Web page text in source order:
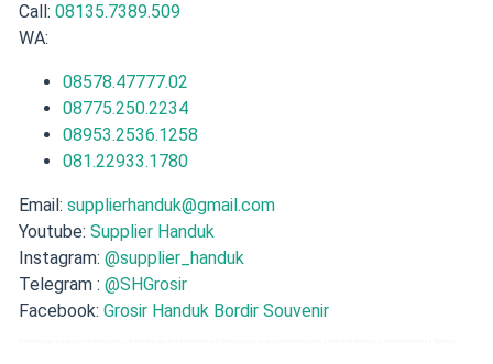
Call: 08135.7389.509
WA:
08578.47777.02
08775.250.2234
08953.2536.1258
081.22933.1780
Email: supplierhanduk@gmail.com
Youtube: Supplier Handuk
Instagram: @supplier_handuk
Telegram : @SHGrosir
Facebook: Grosir Handuk Bordir Souvenir